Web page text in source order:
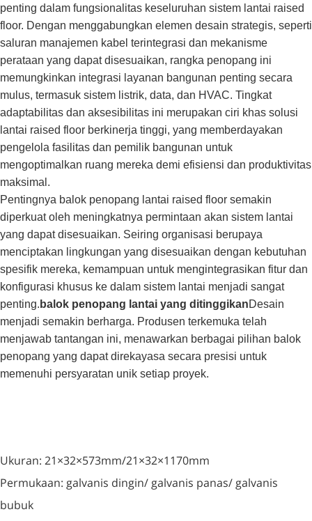
penting dalam fungsionalitas keseluruhan sistem lantai raised
floor. Dengan menggabungkan elemen desain strategis, seperti
saluran manajemen kabel terintegrasi dan mekanisme
perataan yang dapat disesuaikan, rangka penopang ini
memungkinkan integrasi layanan bangunan penting secara
mulus, termasuk sistem listrik, data, dan HVAC. Tingkat
adaptabilitas dan aksesibilitas ini merupakan ciri khas solusi
lantai raised floor berkinerja tinggi, yang memberdayakan
pengelola fasilitas dan pemilik bangunan untuk
mengoptimalkan ruang mereka demi efisiensi dan produktivitas
maksimal.
Pentingnya balok penopang lantai raised floor semakin
diperkuat oleh meningkatnya permintaan akan sistem lantai
yang dapat disesuaikan. Seiring organisasi berupaya
menciptakan lingkungan yang disesuaikan dengan kebutuhan
spesifik mereka, kemampuan untuk mengintegrasikan fitur dan
konfigurasi khusus ke dalam sistem lantai menjadi sangat
penting. balok penopang lantai yang ditinggikanDesain
menjadi semakin berharga. Produsen terkemuka telah
menjawab tantangan ini, menawarkan berbagai pilihan balok
penopang yang dapat direkayasa secara presisi untuk
memenuhi persyaratan unik setiap proyek.
Ukuran: 21×32×573mm/21×32×1170mm
Permukaan: galvanis dingin/ galvanis panas/ galvanis
bubuk